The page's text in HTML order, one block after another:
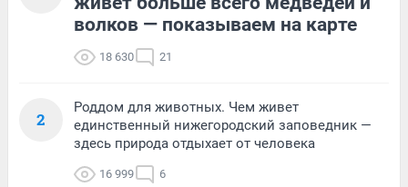
волков — показываем на карте
18 630 21
2
Роддом для животных. Чем живет
единственный нижегородский заповедник —
здесь природа отдыхает от человека
16 999 6